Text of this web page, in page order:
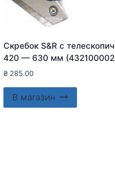
Скребок S&R с
420 — 630 мм
₴285.00
В магазин